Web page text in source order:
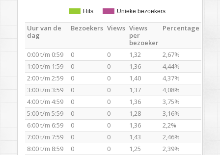
Hits Unieke bezoekers
Uur van de
dag
Bezoekers Views Views
per
bezoeker
Percentage
0:00 t/m 0:59 0 0 1,32
2,67%
1:00 t/m 1:59
0 0 1,36
4,44%
2:00 t/m 2:59
0 0 1,40
4,37%
3:00 t/m 3:59
0 0 1,37
4,08%
4:00 t/m 4:59
0 0 1,36
3,75%
5:00 t/m 5:59
0 0 1,28
3,16%
6:00 t/m 6:59
0 0 1,36
2,2%
7:00 t/m 7:59
0 0 1,43
2,46%
8:00 t/m 8:59
0 0 1,25
2,39%